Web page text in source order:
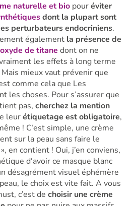
naturelle et biopouréviter
dont la plupart sont
perturbateurs endocriniens.
également la présence de
de titane dont on ne
les effets à long terme
mieux vaut prévenir que
comme cela que Les
les choses. Pour s’assurer que
pas, cherchez la mention
leurétiquetage est obligatoire,
! C’est simple, une crème
sur la peau sans faire le
en contient ! Oui, j’en conviens,
d‘avoir ce masque blanc
désagrément visuel éphémère
le choix est vite fait. A vous
c’est de choisir une crème